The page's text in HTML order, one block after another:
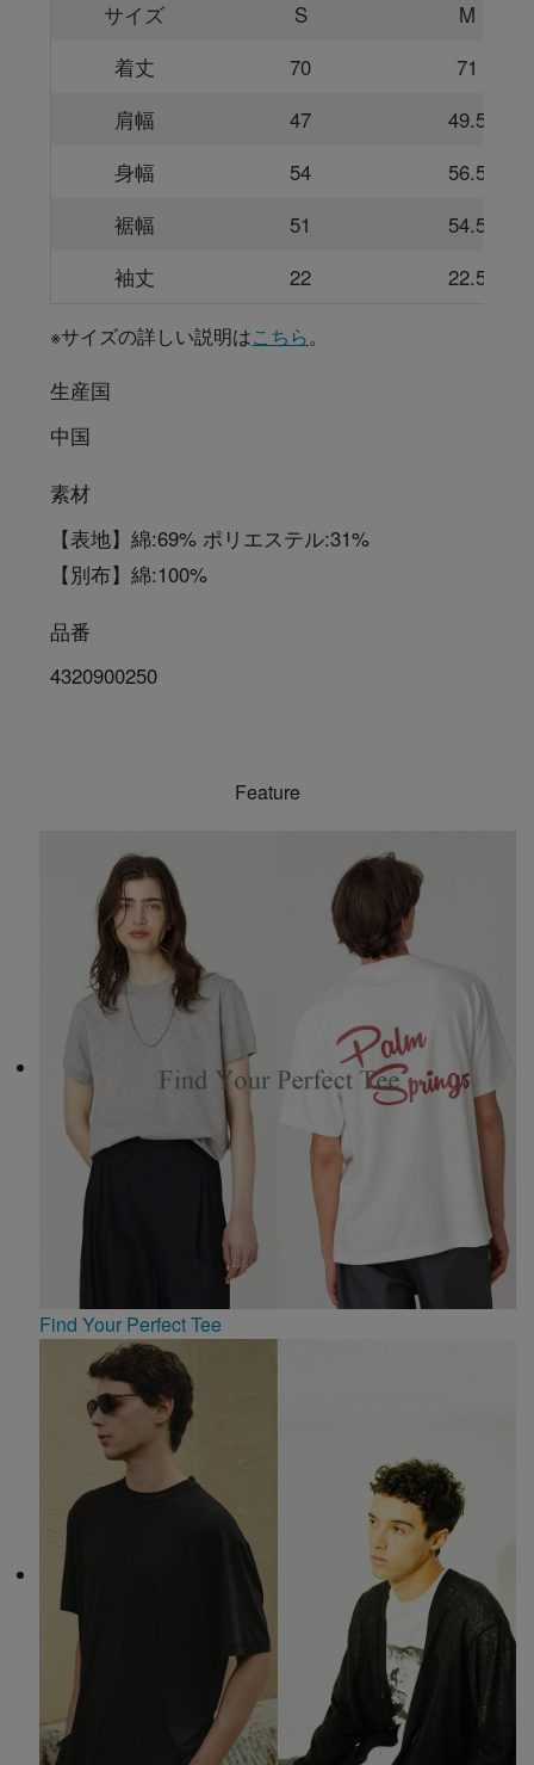
サイズ S
M
着丈
70
71
肩幅
47
49.5
身幅
54
56.5
裾幅
51
54.5
袖丈
22 22.5
※サイズの詳しい説明はこちら。
生産国
中国
素材
【表地】綿:69% ポリエステル:31%
【別布】綿:100%
品番
4320900250
Feature
Find Your Perfect Tee